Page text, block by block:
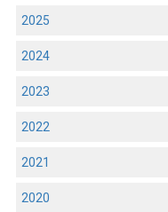
2025
2024
2023
2022
2021
2020